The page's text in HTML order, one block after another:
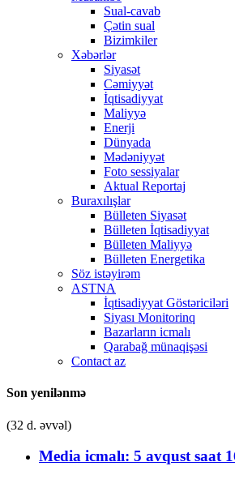
Sual-cavab
Çətin sual
Bizimkiler
Xəbərlər
Siyasət
Cəmiyyət
İqtisadiyyat
Maliyyə
Enerji
Dünyada
Mədəniyyət
Foto sessiyalar
Aktual Reportaj
Buraxılışlar
Bülleten Siyasət
Bülleten İqtisadiyyat
Bülleten Maliyyə
Bülleten Energetika
Söz istəyirəm
ASTNA
İqtisadiyyat Göstəriciləri
Siyası Monitorinq
Bazarların icmalı
Qarabağ münaqişəsi
Contact az
Son yenilənmə
(32 d. əvvəl)
Media icmalı: 5 avqust saat